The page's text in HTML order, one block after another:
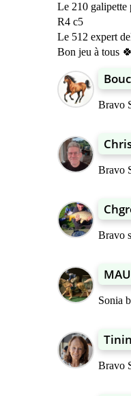
Le 210 galipette
R4 c5
Le 512 expert
Bon jeu à tous 🍀
Bravo
Bravo
Bravo
Sonia
Bravo